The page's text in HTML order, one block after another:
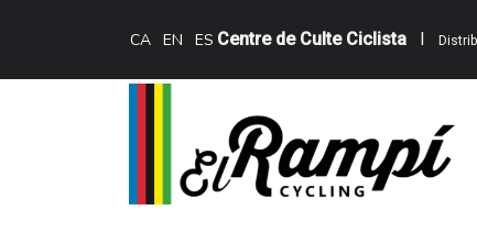
CA EN ES Centre de Culte Ciclista I